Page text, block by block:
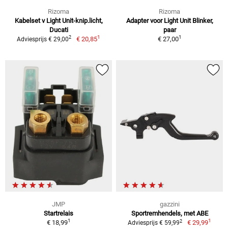
Rizoma
Kabelset v Light Unit-knip.licht,
Ducati
Adviesprijs € 29,002 € 20,851
Rizoma
Adapter voor Light Unit Blinker,
paar
€ 27,001
JMP
Startrelais
€ 18,991
gazzini
Sportremhendels, met ABE
Adviesprijs € 59,992 € 29,991